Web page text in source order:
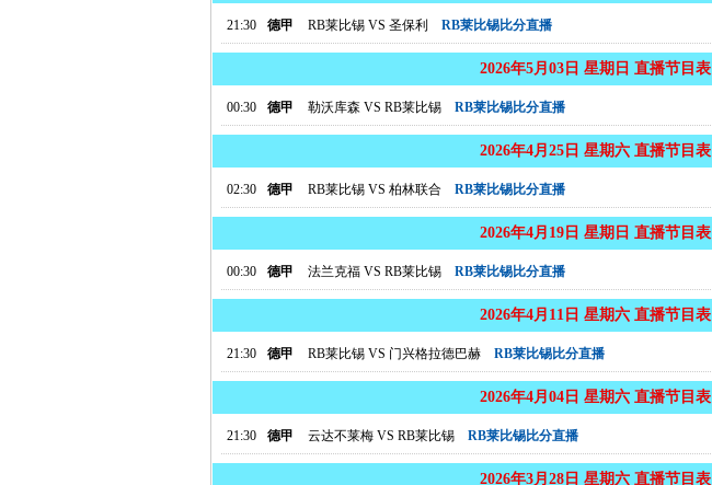
21:30 德甲 RB莱比锡 VS 圣保利 RB莱比锡比分直播
2026年5月03日 星期日 直播节目表
00:30 德甲 勒沃库森 VS RB莱比锡 RB莱比锡比分直播
2026年4月25日 星期六 直播节目表
02:30 德甲 RB莱比锡 VS 柏林联合 RB莱比锡比分直播
2026年4月19日 星期日 直播节目表
00:30 德甲 法兰克福 VS RB莱比锡 RB莱比锡比分直播
2026年4月11日 星期六 直播节目表
21:30 德甲 RB莱比锡 VS 门兴格拉德巴赫 RB莱比锡比分直播
2026年4月04日 星期六 直播节目表
21:30 德甲 云达不莱梅 VS RB莱比锡 RB莱比锡比分直播
2026年3月28日 星期六 直播节目表